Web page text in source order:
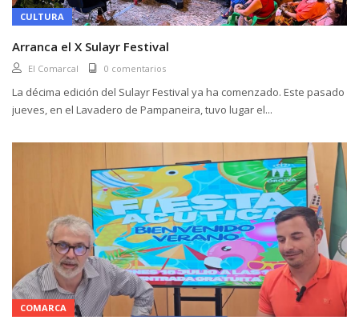
CULTURA
Arranca el X Sulayr Festival
El Comarcal 0 comentarios
La décima edición del Sulayr Festival ya ha comenzado. Este pasado
jueves, en el Lavadero de Pampaneira, tuvo lugar el...
COMARCA